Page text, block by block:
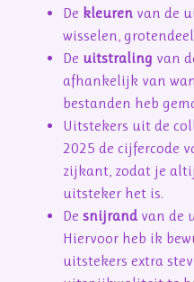
De kleurenvan de
wisselen,
De uitstraling van
afhankelijk van
bestanden heb
Uitstekers uit de
2025 de cijfercode
zijkant, zodat je
uitsteker het is.
De snijrandvan de
Hiervoor heb ik
uitstekers extra